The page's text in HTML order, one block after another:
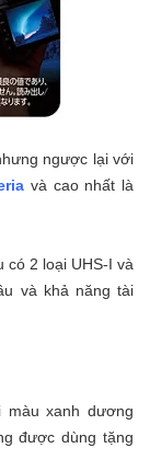
ngược lại với
và cao nhất là
có 2 loại UHS-I và
và khả năng tài
màu xanh dương
được dùng tặng